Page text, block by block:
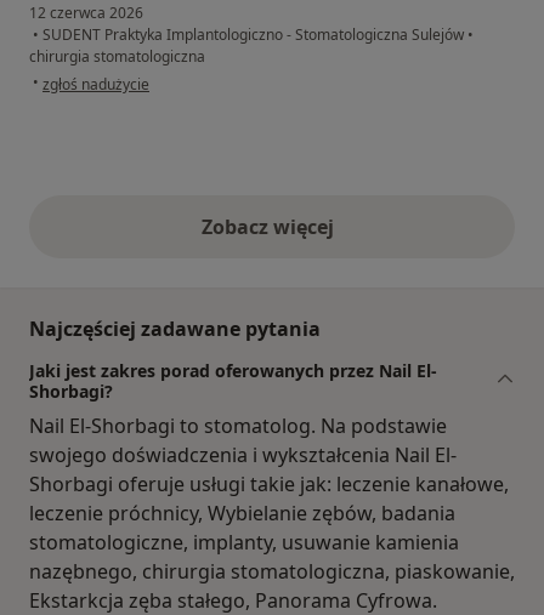
12 czerwca 2026
• SUDENT Praktyka Implantologiczno - Stomatologiczna Sulejów •
chirurgia stomatologiczna
• w opinii użytkownika Jowita
zgłoś nadużycie
Zobacz więcejopinie powyżej
Najczęściej zadawane pytania
Jaki jest zakres porad oferowanych przez Nail El-
Shorbagi?
Nail El-Shorbagi to stomatolog. Na podstawie
swojego doświadczenia i wykształcenia Nail El-
Shorbagi oferuje usługi takie jak: leczenie kanałowe,
leczenie próchnicy, Wybielanie zębów, badania
stomatologiczne, implanty, usuwanie kamienia
nazębnego, chirurgia stomatologiczna, piaskowanie,
Ekstarkcja zęba stałego, Panorama Cyfrowa.